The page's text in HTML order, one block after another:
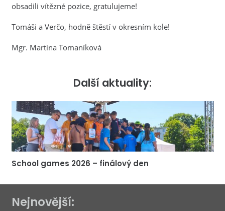
obsadili vítězné pozice, gratulujeme!
Tomáši a Verčo, hodně štěstí v okresním kole!
Mgr. Martina Tomaníková
Další aktuality:
School games 2026 – finálový den
Nejnovější: